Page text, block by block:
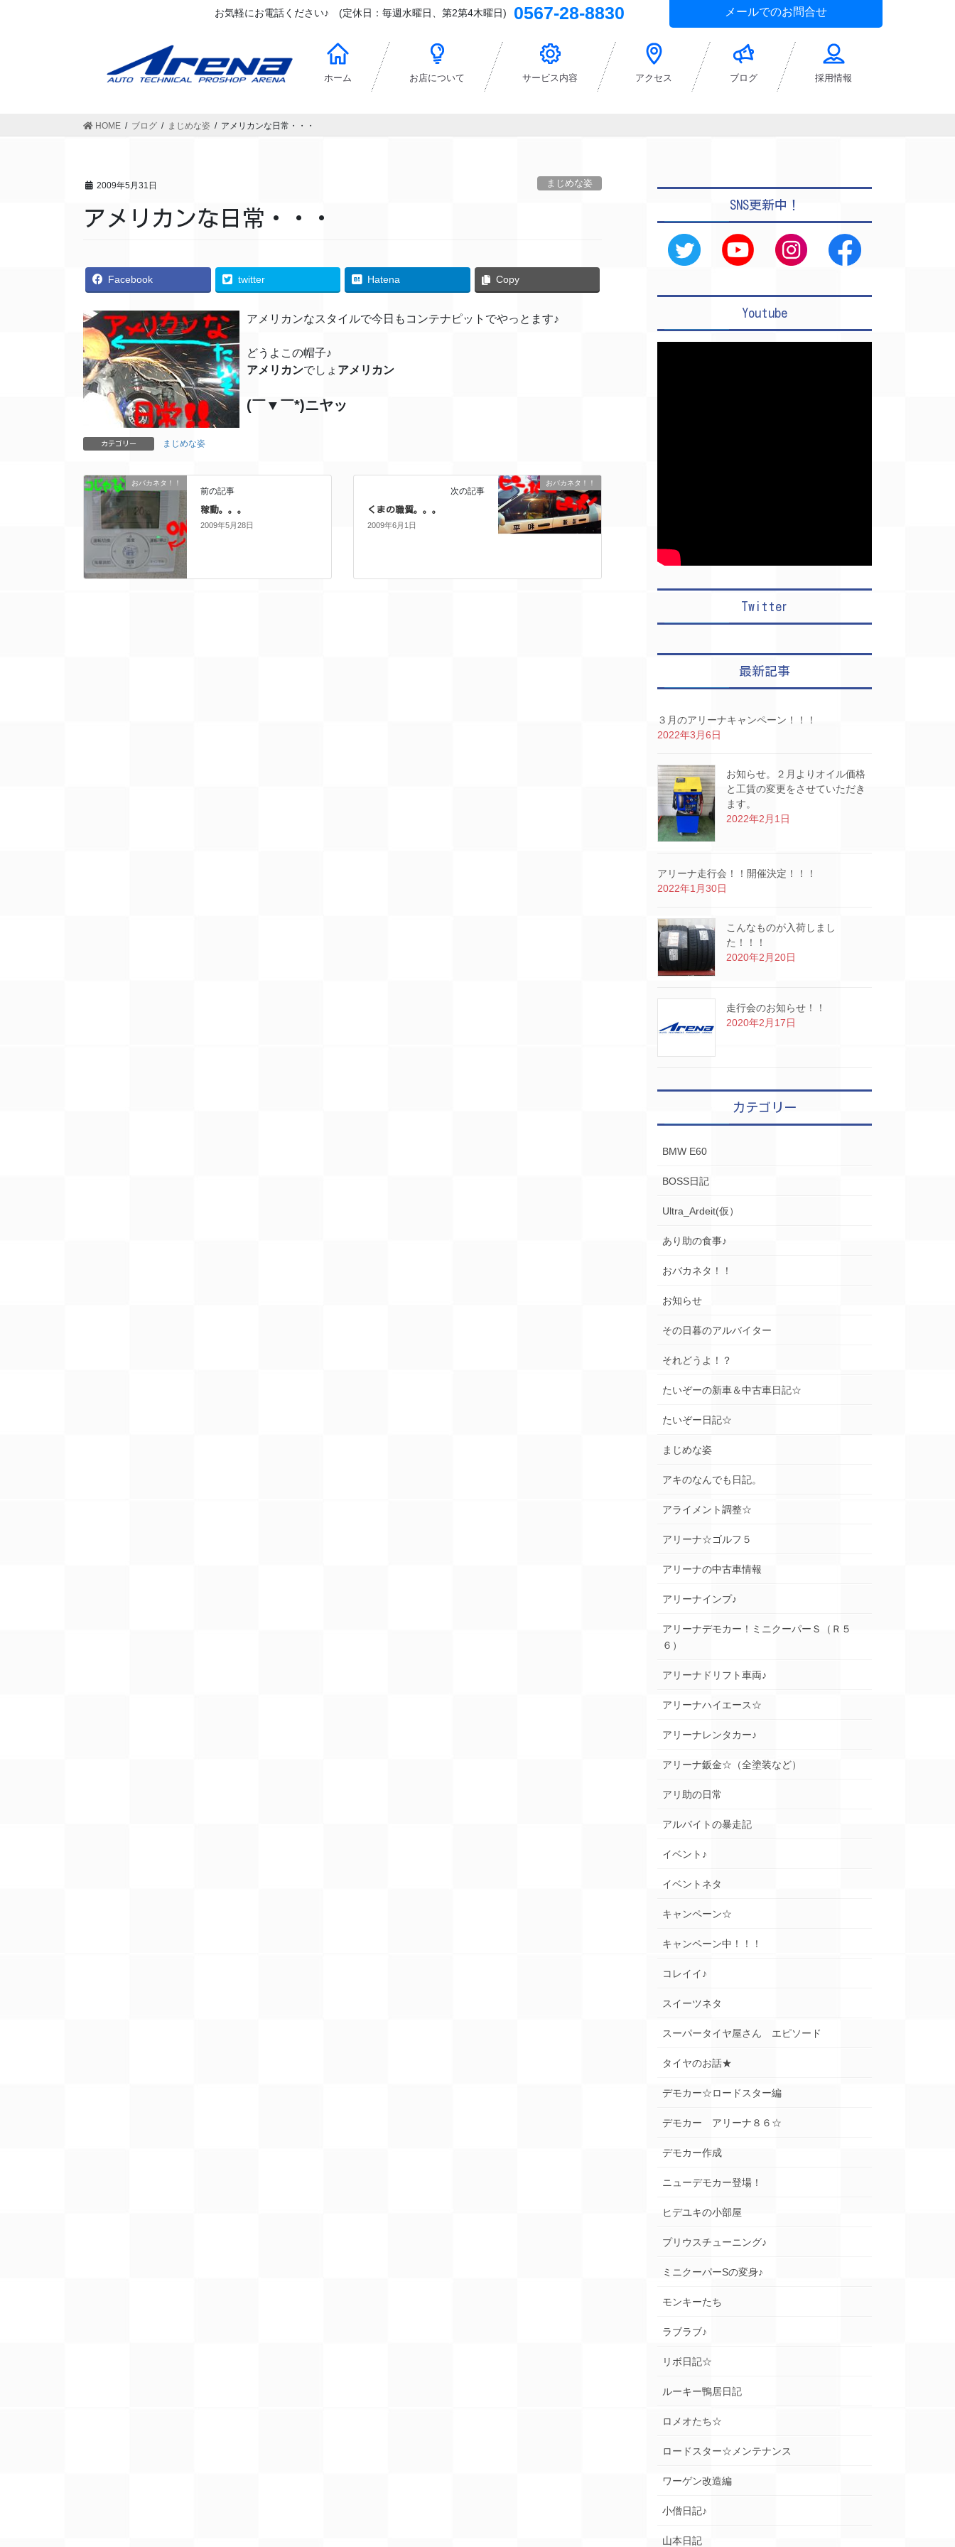
メールでのお問合せ
お気軽にお電話ください♪ (定休日：毎週水曜日、第2第4木曜日) 0567-28-8830
ホーム お店について サービス内容 アクセス ブログ 採用情報
HOME ブログ まじめな姿 アメリカンな日常・・・
2009年5月31日 まじめな姿
アメリカンな日常・・・
Facebook twitter Hatena Copy
アメリカンなスタイルで今日もコンテナピットでやっとます♪
どうよこの帽子♪
アメリカンでしょ アメリカン
(￣▼￣*)ニヤッ
カテゴリー まじめな姿
おバカネタ！！
前の記事
稼動。。。
2009年5月28日
おバカネタ！！
次の記事
くまの職質。。。
2009年6月1日
SNS更新中！
Youtube
Twitter
最新記事
３月のアリーナキャンペーン！！！
2022年3月6日
お知らせ。２月よりオイル価格
と工賃の変更をさせていただき
ます。
2022年2月1日
アリーナ走行会！！開催決定！！！
2022年1月30日
こんなものが入荷しまし
た！！！
2020年2月20日
走行会のお知らせ！！
2020年2月17日
カテゴリー
BMW E60
BOSS日記
Ultra_Ardeit(仮）
あり助の食事♪
おバカネタ！！
お知らせ
その日暮のアルバイター
それどうよ！？
たいぞーの新車＆中古車日記☆
たいぞー日記☆
まじめな姿
アキのなんでも日記。
アライメント調整☆
アリーナ☆ゴルフ５
アリーナの中古車情報
アリーナインプ♪
アリーナデモカー！ミニクーパーＳ（Ｒ５
６）
アリーナドリフト車両♪
アリーナハイエース☆
アリーナレンタカー♪
アリーナ鈑金☆（全塗装など）
アリ助の日常
アルバイトの暴走記
イベント♪
イベントネタ
キャンペーン☆
キャンペーン中！！！
コレイイ♪
スイーツネタ
スーパータイヤ屋さん エピソード
タイヤのお話★
デモカー☆ロードスター編
デモカー アリーナ８６☆
デモカー作成
ニューデモカー登場！
ヒデユキの小部屋
プリウスチューニング♪
ミニクーパーSの変身♪
モンキーたち
ラブラブ♪
リボ日記☆
ルーキー鴨居日記
ロメオたち☆
ロードスター☆メンテナンス
ワーゲン改造編
小僧日記♪
山本日記